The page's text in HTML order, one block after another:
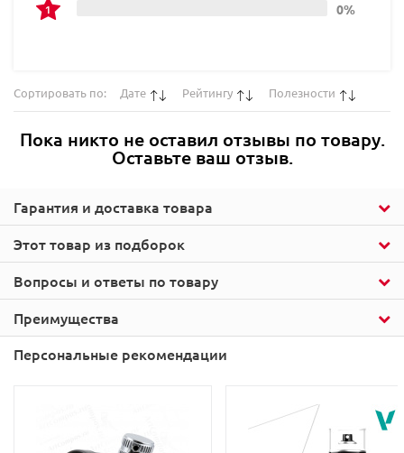
Этот товар из подборок
Гарантия и доставка товара
0%
Сортировать по: Дате Рейтингу Полезности
Пока никто не оставил отзывы по товару.
Оставьте ваш отзыв.
Вопросы и ответы по товару
Преимущества
Персональные рекомендации